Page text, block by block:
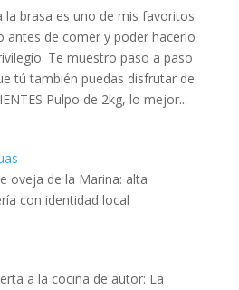
la brasa es uno de mis favoritos
antes de comer y poder hacerlo
Te muestro paso a paso
tú también puedas disfrutar de
Pulpo de 2kg, lo mejor...
oveja de la Marina: alta
con identidad local
a la cocina de autor: La